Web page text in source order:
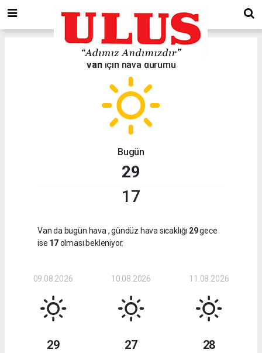
Vaniçin hava durumu
Bugün
29
17
Van da bugün hava , gündüz hava sıcaklığı 29gece
ise 17olması bekleniyor.
09.08.2026
29
10.08.2026
27
11.08.2026
28